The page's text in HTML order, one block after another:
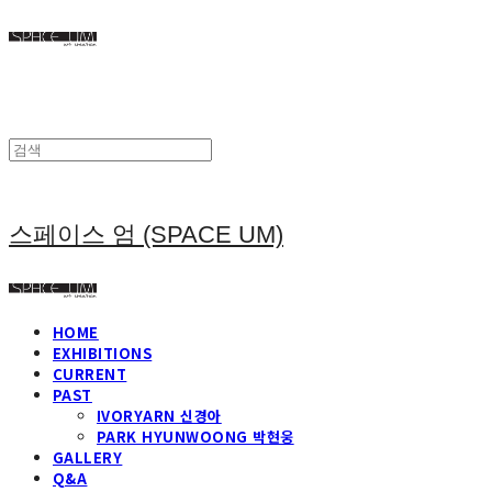
스페이스 엄 (SPACE UM)
HOME
EXHIBITIONS
CURRENT
PAST
IVORYARN 신경아
PARK HYUNWOONG 박현웅
GALLERY
Q&A